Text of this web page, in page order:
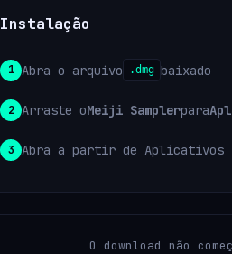
Instalação
Abra o arquivo .dmg baixado
Arraste oMeiji Samplerpara
Abra a partir de Aplicativos
O download não